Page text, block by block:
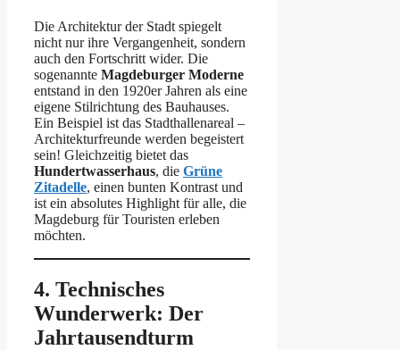
Die Architektur der Stadt spiegelt
nicht nur ihre Vergangenheit, sondern
auch den Fortschritt wider. Die
sogenannte Magdeburger Moderne
entstand in den 1920er Jahren als eine
eigene Stilrichtung des Bauhauses.
Ein Beispiel ist das Stadthallenareal –
Architekturfreunde werden begeistert
sein! Gleichzeitig bietet das
Hundertwasserhaus, die Grüne
Zitadelle, einen bunten Kontrast und
ist ein absolutes Highlight für alle, die
Magdeburg für Touristen erleben
möchten.
4. Technisches
Wunderwerk: Der
Jahrtausendturm